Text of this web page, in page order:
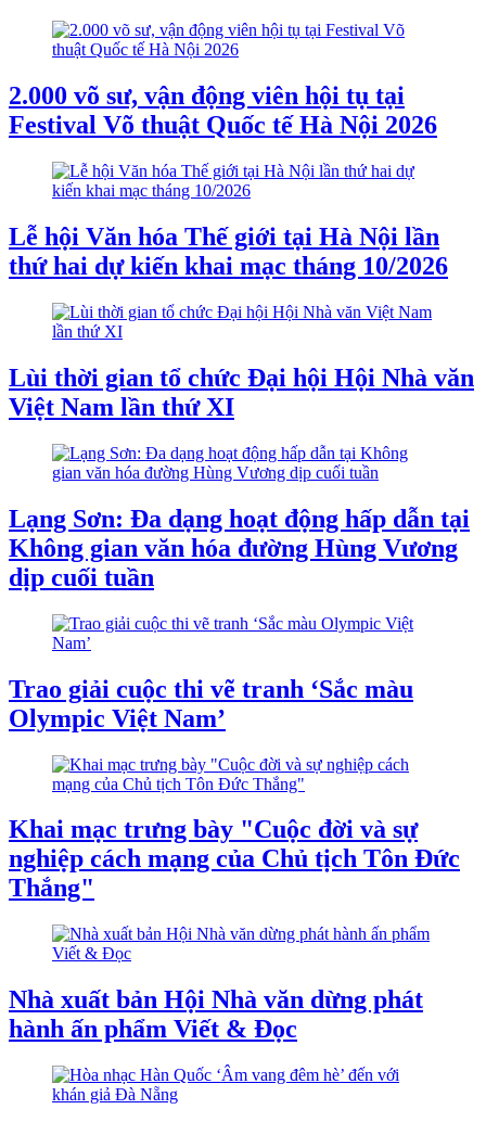
2.000 võ sư, vận động viên hội tụ tại
Festival Võ thuật Quốc tế Hà Nội 2026
Lễ hội Văn hóa Thế giới tại Hà Nội lần
thứ hai dự kiến khai mạc tháng 10/2026
Lùi thời gian tổ chức Đại hội Hội Nhà văn
Việt Nam lần thứ XI
Lạng Sơn: Đa dạng hoạt động hấp dẫn tại
Không gian văn hóa đường Hùng Vương
dịp cuối tuần
Trao giải cuộc thi vẽ tranh ‘Sắc màu
Olympic Việt Nam’
Khai mạc trưng bày "Cuộc đời và sự
nghiệp cách mạng của Chủ tịch Tôn Đức
Thắng"
Nhà xuất bản Hội Nhà văn dừng phát
hành ấn phẩm Viết & Đọc